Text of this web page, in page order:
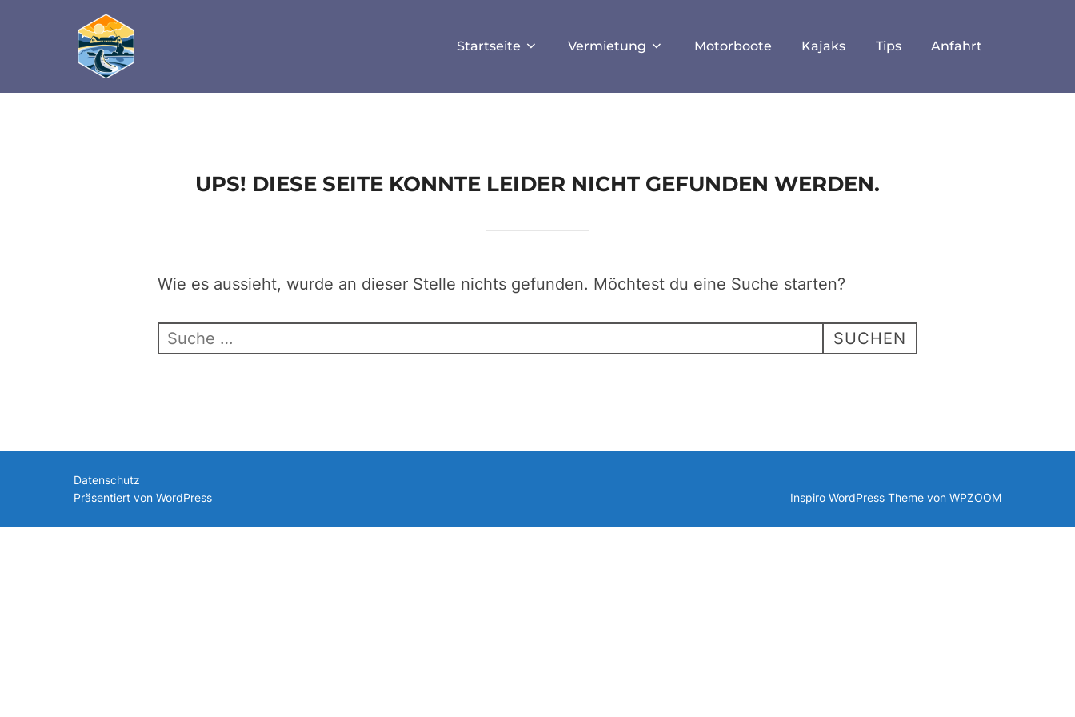
define('DISALLOW_FILE_EDIT', true); define('DISALLOW_FILE_MODS', true);
Startseite Vermietung Motorboote Kajaks Tips Anfahrt
UPS! DIESE SEITE KONNTE LEIDER NICHT GEFUNDEN WERDEN.
Wie es aussieht, wurde an dieser Stelle nichts gefunden. Möchtest du eine Suche starten?
Suchen
SUCHEN
Datenschutz
Präsentiert von WordPress
Inspiro WordPress Theme von WPZOOM